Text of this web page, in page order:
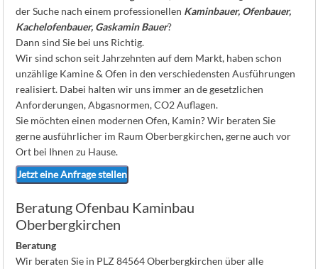
der Suche nach einem professionellen Kaminbauer, Ofenbauer,
Kachelofenbauer, Gaskamin Bauer?
Dann sind Sie bei uns Richtig.
Wir sind schon seit Jahrzehnten auf dem Markt, haben schon
unzählige Kamine & Ofen in den verschiedensten Ausführungen
realisiert. Dabei halten wir uns immer an de gesetzlichen
Anforderungen, Abgasnormen, CO2 Auflagen.
Sie möchten einen modernen Ofen, Kamin? Wir beraten Sie
gerne ausführlicher im Raum Oberbergkirchen, gerne auch vor
Ort bei Ihnen zu Hause.
Jetzt eine Anfrage stellen
Beratung Ofenbau Kaminbau
Oberbergkirchen
Beratung
Wir beraten Sie in PLZ 84564 Oberbergkirchen über alle